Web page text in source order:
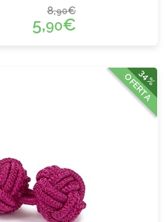
8,90€
5,90€
34%
OFERTA